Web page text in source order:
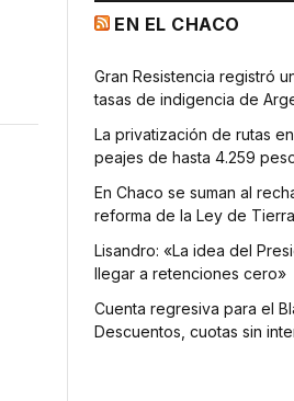
EN EL CHACO
Gran Resistencia registró
tasas de indigencia de
La privatización de rutas
peajes de hasta 4.259
En Chaco se suman al
reforma de la Ley de
Lisandro: «La idea del
llegar a retenciones cero»
Cuenta regresiva para el
Descuentos, cuotas sin